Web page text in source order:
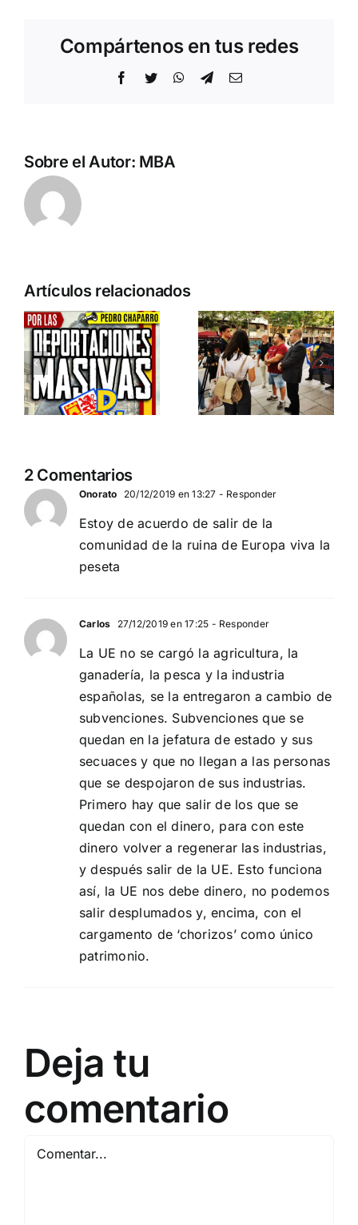
Compártenos en tus redes
Facebook
Twitter WhatsApp
TelegramCorreo
Sobre el Autor: MBA
Artículos relacionados
Acto en
Barcelona:
España y
Serbia
contra el
separatismo
EN BARCELONA
acto DN
contra la
invasión
migratoria
y el gran
2 Comentarios
Onorato 20/12/2019 en 13:27 - Responder
Estoy de acuerdo de salir de la
comunidad de la ruina de Europa viva la
peseta
Carlos 27/12/2019 en 17:25 - Responder
La UE no se cargó la agricultura, la
ganadería, la pesca y la industria
españolas, se la entregaron a cambio de
subvenciones. Subvenciones que se
quedan en la jefatura de estado y sus
secuaces y que no llegan a las personas
que se despojaron de sus industrias.
Primero hay que salir de los que se
quedan con el dinero, para con este
dinero volver a regenerar las industrias,
y después salir de la UE. Esto funciona
así, la UE nos debe dinero, no podemos
salir desplumados y, encima, con el
cargamento de ‘chorizos’ como único
patrimonio.
Deja tu
comentario